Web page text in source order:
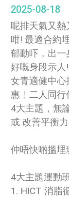
2025-08-18
呢排天氣又
咁! 最適合約
郁動吓，出一
好嘅身段示人!
女青適健中
惠﹗二人同行
4大主題，無
或 改善平衡
仲唔快啲搵埋
4大主題運動
1. HICT 消脂